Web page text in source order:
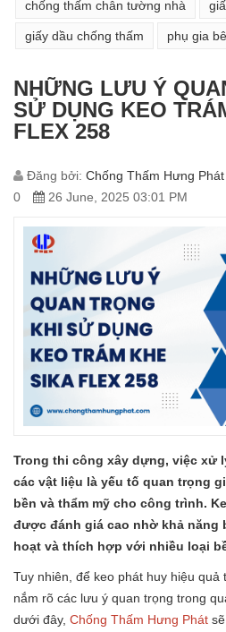
chống thấm chân tường nhà
giấy dầu chống thấm phụ gia
NHỮNG LƯU Ý
SỬ DỤNG KEO
FLEX 258
Đăng bởi: Chống Thấm Hưng
0
26 June, 2025 03:01 PM
Trong thi công xây dựng, việc xử
các vật liệu là yếu tố quan trọng
bền và thẩm mỹ cho công trình.
được đánh giá cao nhờ khả năng
hoạt và thích hợp với nhiều loại
Tuy nhiên, để keo phát huy hiệu
nắm rõ các lưu ý quan trọng trong
dưới đây, Chống Thấm Hưng Phát